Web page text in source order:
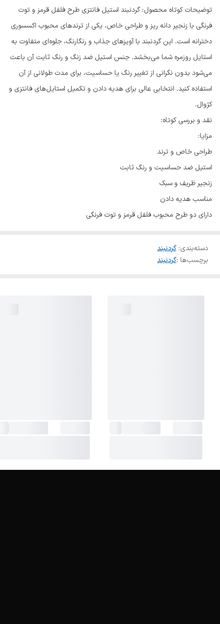
توضیحات کوتاه محصول: گردنبند استیل فانتزی طرح فلفل قرمز و توت
فرنگی با زنجیر دانه ریز و طراحی خاص، یکی از ترندهای محبوب اکسسوری
دخترانه است. این گردنبند با آویزهای جذاب و رنگارنگ، جلوه‌ای متفاوت به
استایل روزمره شما می‌بخشد. جنس استیل ضد زنگ و رنگ ثابت آن باعث
می‌شود بدون نگرانی از تغییر رنگ یا حساسیت، برای مدت طولانی از آن
استفاده کنید. انتخابی عالی برای هدیه دادن و تکمیل استایل‌های فانتزی و
کژوال.
نقد و بررسی کوتاه:
مزایا:
طراحی خاص و ترند
استیل ضد حساسیت و رنگ ثابت
زنجیر ظریف و سبک
مناسب هدیه دادن
دارای دو طرح محبوب فلفل قرمز و توت فرنگی
دسته‌بندی:گردنبند
برچسب‌ها :گردنبند